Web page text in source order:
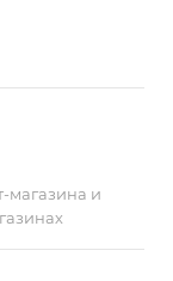
магазина и